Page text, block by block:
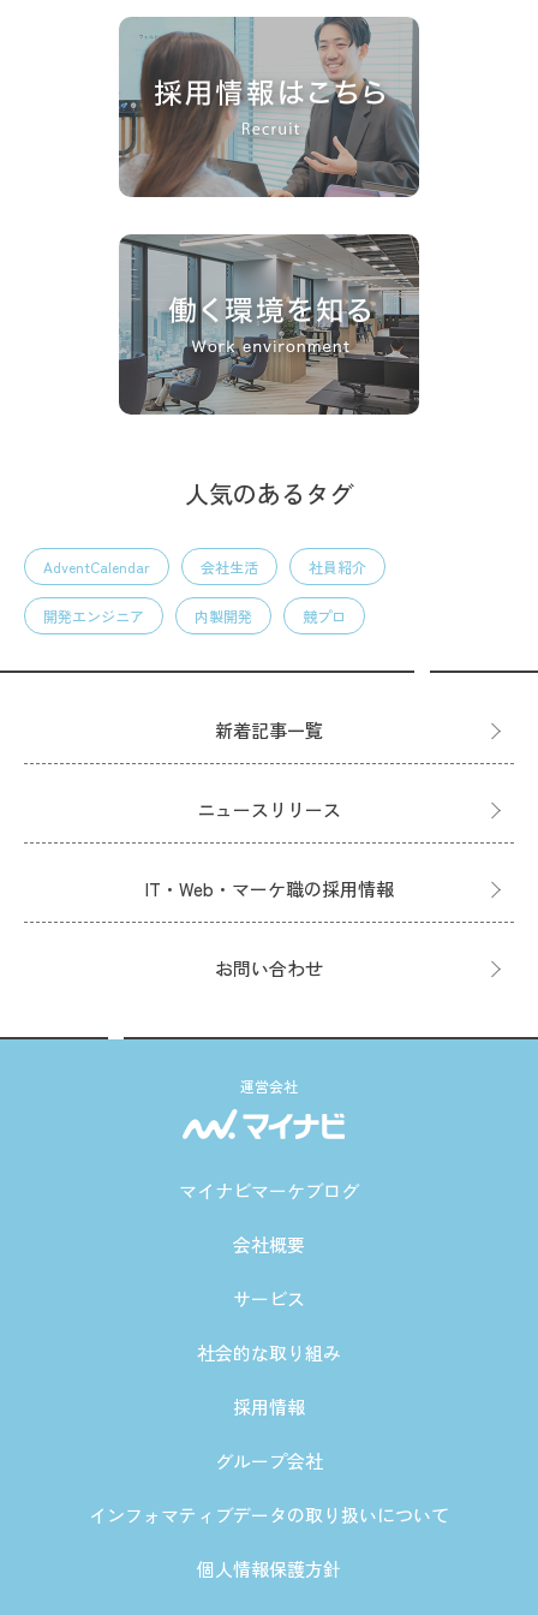
人気のあるタグ
AdventCalendar 会社生活 社員紹介
開発エンジニア 内製開発 競プロ
新着記事一覧
ニュースリリース
IT・Web・マーケ職の採用情報
お問い合わせ
運営会社
マイナビマーケブログ
会社概要
サービス
社会的な取り組み
採用情報
グループ会社
インフォマティブデータの取り扱いについて
個人情報保護方針